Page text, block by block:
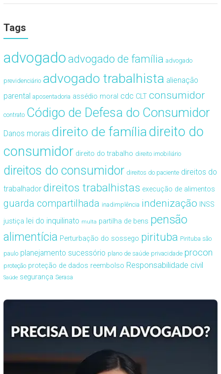
Tags
advogado advogado de família advogado
previdenciário advogado trabalhista alienação
parental aposentadoria assédio moral cdc CLT consumidor
contrato Código de Defesa do Consumidor
Danos morais direito de famíliadireito do
consumidor direito do trabalho direito imobiliário
direitos do consumidor direitos do paciente direitos do
trabalhador direitos trabalhistas execução de alimentos
guarda compartilhada inadimplência indenização INSS
justiça lei do inquilinato multa partilha de bens pensão
alimentícia Perturbação do sossego pirituba Pirituba são
paulo planejamento sucessório plano de saúde privacidade procon
proteção proteção de dados reembolso Responsabilidade civil
Saúde segurança Serasa